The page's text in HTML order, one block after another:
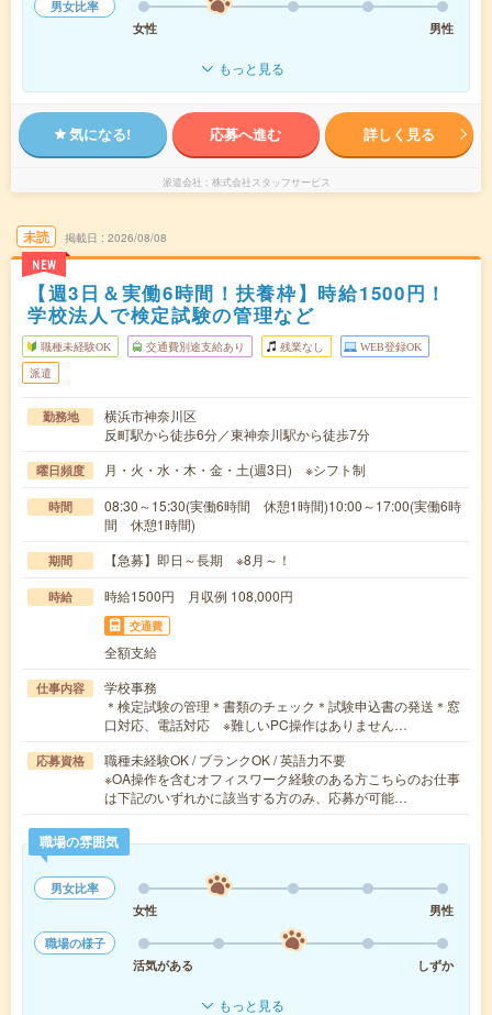
男女比率
女性
男性
もっと見る
気になる! 応募へ進む 詳しく見る
派遣会社 株式会社スタッフサービス
未読
NEW
掲載日 2026/08/08
【週3日＆実働6時間！扶養枠】時給1500円！
学校法人で検定試験の管理など
職種未経験OK 交通費別途支給あり 残業なし WEB登録OK
派遣
勤務地
横浜市神奈川区
反町駅から徒歩6分／東神奈川駅から徒歩7分
曜日頻度 月・火・水・木・金・土(週3日) ※シフト制
時間
08:30～15:30(実働6時間 休憩1時間)10:00～17:00(実働6時
間 休憩1時間)
期間 【急募】即日～長期 ※8月～！
時給 時給1500円 月収例 108,000円
交通費
全額支給
仕事内容
学校事務
＊検定試験の管理＊書類のチェック＊試験申込書の発送＊窓
口対応、電話対応 ※難しいPC操作はありません…
応募資格
職種未経験OK / ブランクOK / 英語力不要
※OA操作を含むオフィスワーク経験のある方こちらのお仕事
は下記のいずれかに該当する方のみ、応募が可能…
職場の雰囲気
男女比率
女性
男性
職場の様子
活気がある
しずか
もっと見る